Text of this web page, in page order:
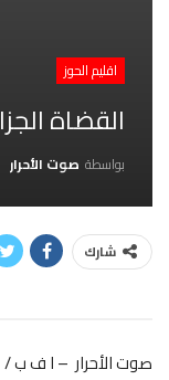
اقليم الحوز
القضاة
بواسطة صوت الأحرار
شارك
صوت الأحرار – ا ف ب /